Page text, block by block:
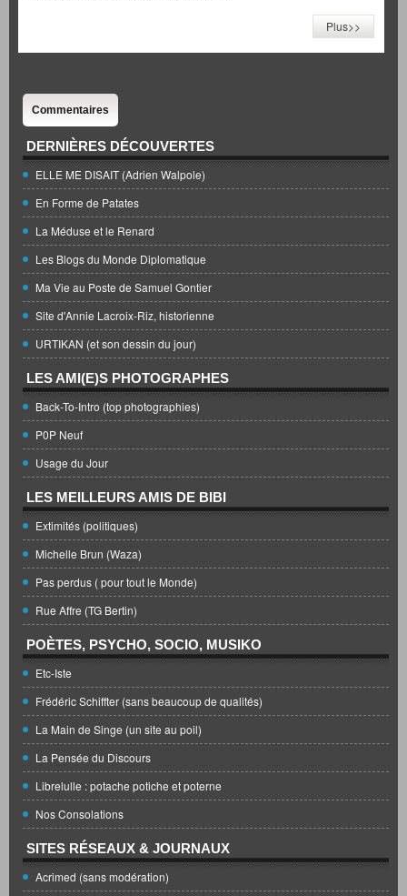
Plus>>
Commentaires
DERNIÈRES DÉCOUVERTES
ELLE ME DISAIT (Adrien Walpole)
En Forme de Patates
La Méduse et le Renard
Les Blogs du Monde Diplomatique
Ma Vie au Poste de Samuel Gontier
Site d'Annie Lacroix-Riz, historienne
URTIKAN (et son dessin du jour)
LES AMI(E)S PHOTOGRAPHES
Back-To-Intro (top photographies)
P0P Neuf
Usage du Jour
LES MEILLEURS AMIS DE BIBI
Extimités (politiques)
Michelle Brun (Waza)
Pas perdus ( pour tout le Monde)
Rue Affre (TG Bertin)
POÈTES, PSYCHO, SOCIO, MUSIKO
Etc-Iste
Frédéric Schiffter (sans beaucoup de qualités)
La Main de Singe (un site au poil)
La Pensée du Discours
Librelulle : potache potiche et poterne
Nos Consolations
SITES RÉSEAUX & JOURNAUX
Acrimed (sans modération)